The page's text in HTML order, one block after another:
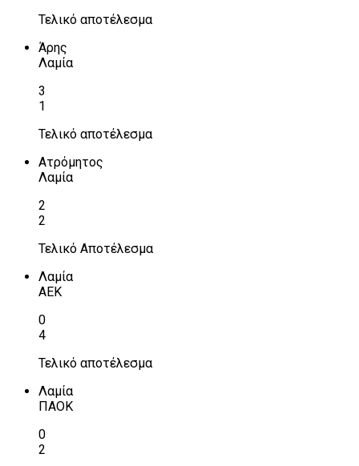
Τελικό αποτέλεσμα
Άρης
Λαμία
3
1
Τελικό αποτέλεσμα
Ατρόμητος
Λαμία
2
2
Τελικό Αποτέλεσμα
Λαμία
ΑΕΚ
0
4
Τελικό αποτέλεσμα
Λαμία
ΠΑΟΚ
0
2